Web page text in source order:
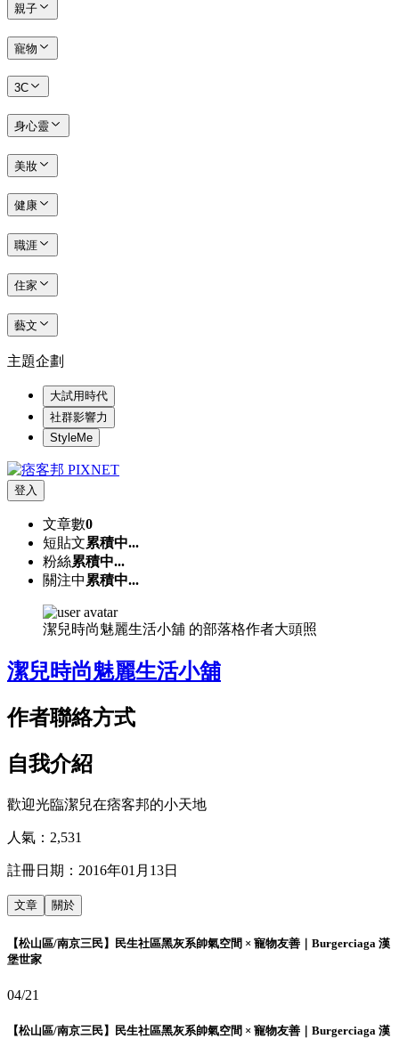
親子
寵物
3C
身心靈
美妝
健康
職涯
住家
藝文
主題企劃
大試用時代
社群影響力
StyleMe
登入
文章數0
短貼文累積中...
粉絲累積中...
關注中 累積中...
潔兒時尚魅麗生活小舖 的部落格作者大頭照
潔兒時尚魅麗生活小舖
作者聯絡方式
自我介紹
歡迎光臨潔兒在痞客邦的小天地
人氣： 2,531
註冊日期： 2016年01月13日
文章 關於
【松山區/南京三民】民生社區黑灰系帥氣空間 × 寵物友善｜Burgerciaga 漢
堡世家
04/21
【松山區/南京三民】民生社區黑灰系帥氣空間 × 寵物友善｜Burgerciaga 漢